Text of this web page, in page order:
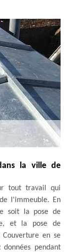
la ville de
tout travail qui
l'immeuble. En
soit la pose de
et la pose de
en se
pendant